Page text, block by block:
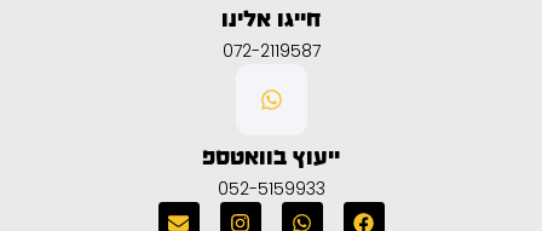
חייגו אלינו
072-2119587
ייעוץ בוואטספ
052-5159933